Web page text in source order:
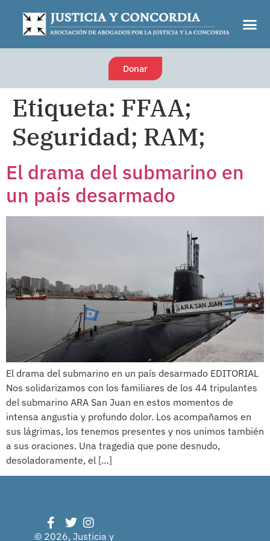
Donar
Etiqueta: FFAA;
Seguridad; RAM;
El drama del submarino en
un país desarmado
El drama del submarino en un país desarmado EDITORIAL
Nos solidarizamos con los familiares de los 44 tripulantes
del submarino ARA San Juan en estos momentos de
intensa angustia y profundo dolor. Los acompañamos en
sus lágrimas, los tenemos presentes y nos unimos también
a sus oraciones. Una tragedia que pone desnudo,
desoladoramente, el […]
© 2026, Justicia y